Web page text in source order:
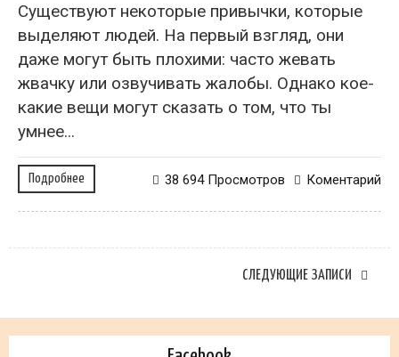
Существуют некоторые привычки, которые
выделяют людей. На первый взгляд, они
даже могут быть плохими: часто жевать
жвачку или озвучивать жалобы. Однако кое-
какие вещи могут сказать о том, что ты
умнее...
Подробнее Коментарий
38 694 Просмотров
СЛЕДУЮЩИЕ ЗАПИСИ